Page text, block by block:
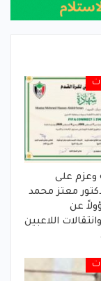
وعزم على
معتز محمد
عن
اللاعبين